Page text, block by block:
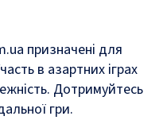
призначені для
в азартних іграх
Дотримуйтесь
гри.